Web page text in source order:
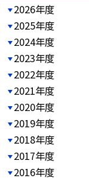
2026年度
2025年度
2024年度
2023年度
2022年度
2021年度
2020年度
2019年度
2018年度
2017年度
2016年度